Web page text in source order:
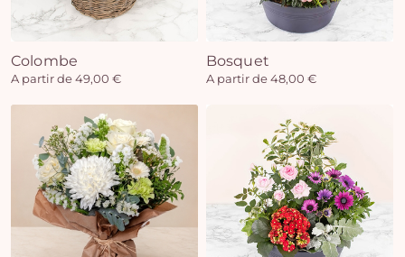
Colombe
A partir de 49,00 €
Bosquet
A partir de 48,00 €